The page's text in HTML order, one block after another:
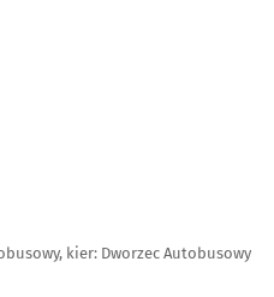
kier: Dworzec Autobusowy